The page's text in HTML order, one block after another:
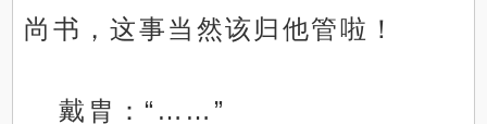
尚书，这事当然该归他管啦！
戴胄：“……”